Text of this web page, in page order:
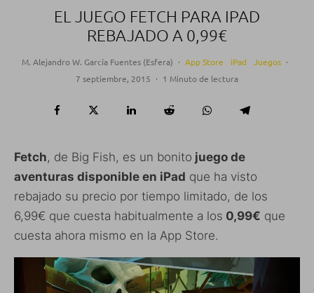
EL JUEGO FETCH PARA IPAD
REBAJADO A 0,99€
M. Alejandro W. García Fuentes (Esfera) · App Store iPad Juegos ·
7 septiembre, 2015 · 1 Minuto de lectura
Fetch, de Big Fish, es un bonito juego de
aventuras disponible en iPad que ha visto
rebajado su precio por tiempo limitado, de los
6,99€ que cuesta habitualmente a los 0,99€ que
cuesta ahora mismo en la App Store.